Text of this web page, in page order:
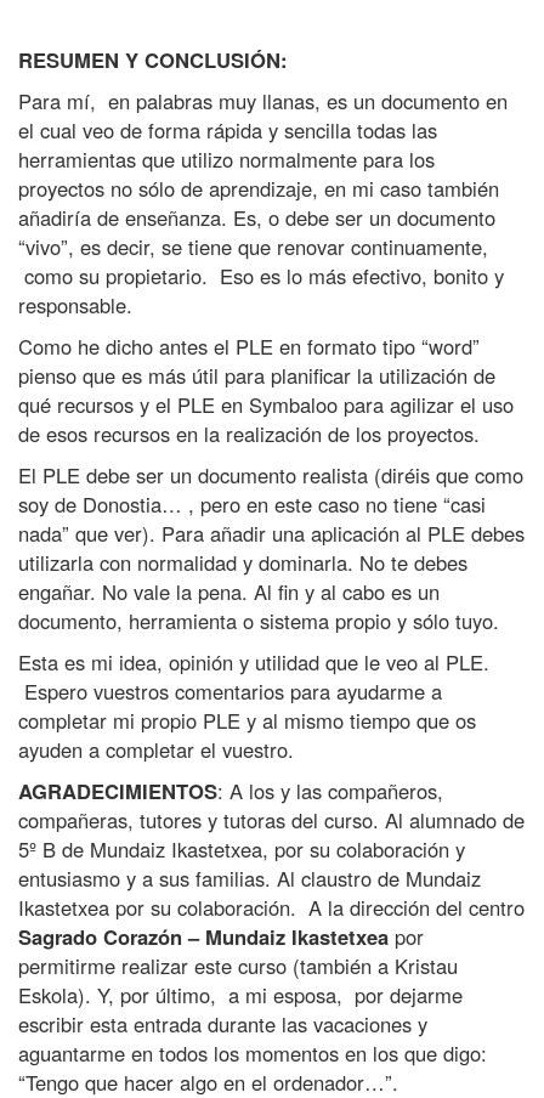
RESUMEN Y CONCLUSIÓN:
Para mí, en palabras muy llanas, es un documento en
el cual veo de forma rápida y sencilla todas las
herramientas que utilizo normalmente para los
proyectos no sólo de aprendizaje, en mi caso también
añadiría de enseñanza. Es, o debe ser un documento
“vivo”, es decir, se tiene que renovar continuamente,
como su propietario. Eso es lo más efectivo, bonito y
responsable.
Como he dicho antes el PLE en formato tipo “word”
pienso que es más útil para planificar la utilización de
qué recursos y el PLE en Symbaloo para agilizar el uso
de esos recursos en la realización de los proyectos.
El PLE debe ser un documento realista (diréis que como
soy de Donostia… , pero en este caso no tiene “casi
nada” que ver). Para añadir una aplicación al PLE debes
utilizarla con normalidad y dominarla. No te debes
engañar. No vale la pena. Al fin y al cabo es un
documento, herramienta o sistema propio y sólo tuyo.
Esta es mi idea, opinión y utilidad que le veo al PLE.
Espero vuestros comentarios para ayudarme a
completar mi propio PLE y al mismo tiempo que os
ayuden a completar el vuestro.
AGRADECIMIENTOS: A los y las compañeros,
compañeras, tutores y tutoras del curso. Al alumnado de
5º B de Mundaiz Ikastetxea, por su colaboración y
entusiasmo y a sus familias. Al claustro de Mundaiz
Ikastetxea por su colaboración. A la dirección del centro
Sagrado Corazón – Mundaiz Ikastetxea por
permitirme realizar este curso (también a Kristau
Eskola). Y, por último, a mi esposa, por dejarme
escribir esta entrada durante las vacaciones y
aguantarme en todos los momentos en los que digo:
“Tengo que hacer algo en el ordenador…”.